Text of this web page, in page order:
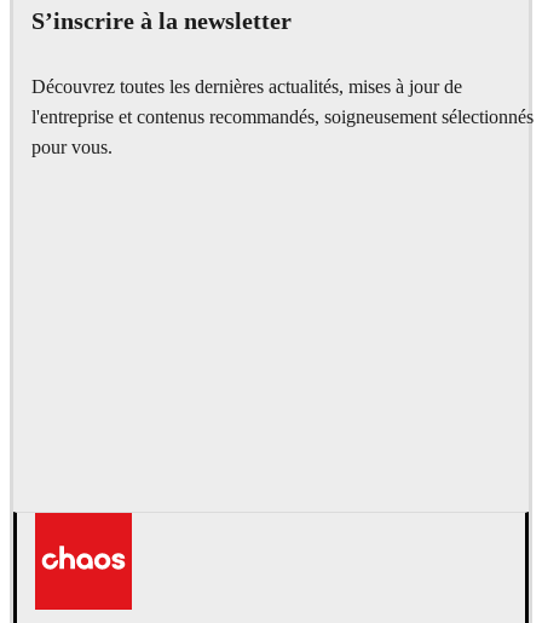
S’inscrire à la newsletter
Découvrez toutes les dernières actualités, mises à jour de
l'entreprise et contenus recommandés, soigneusement sélectionnés
pour vous.